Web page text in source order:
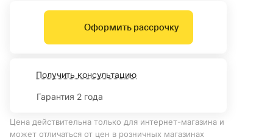
Оформить рассрочку
Получить консультацию
Гарантия 2 года
Цена действительна только для интернет-магазина и
может отличаться от цен в розничных магазинах